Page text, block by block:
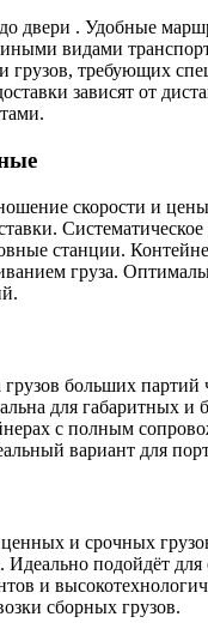
двери . Удобные
видами
грузов, требующих
зависят от
скорости и
станции.
груза.
больших партий
для габаритных и
с полным
вариант для
ценных и срочных
Идеально подойдёт
и
сборных грузов.